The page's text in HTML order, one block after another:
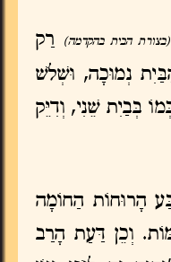
(בצורת הבית בהקדמה) רַק
נְמוּכָה, וּשְׁלֹשׁ
בְּבַיִת שֵׁנִי, וְדִיֵּק
הָרוּחוֹת הַחוֹמָה
וְכֵן דַּעַת הָרַב